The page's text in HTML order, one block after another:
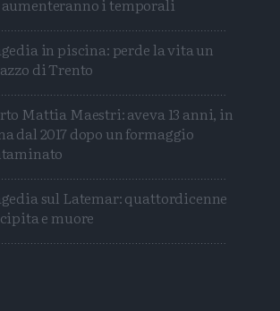
in piscina: perde la vita un
di Trento
Mattia Maestri: aveva 13 anni, in
dal 2017 dopo un formaggio
sul Latemar: quattordicenne
e muore